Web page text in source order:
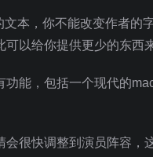
本，你不能改变作者的
以给你提供更少的东西
能，包括一个现代的
很快调整到演员阵容，